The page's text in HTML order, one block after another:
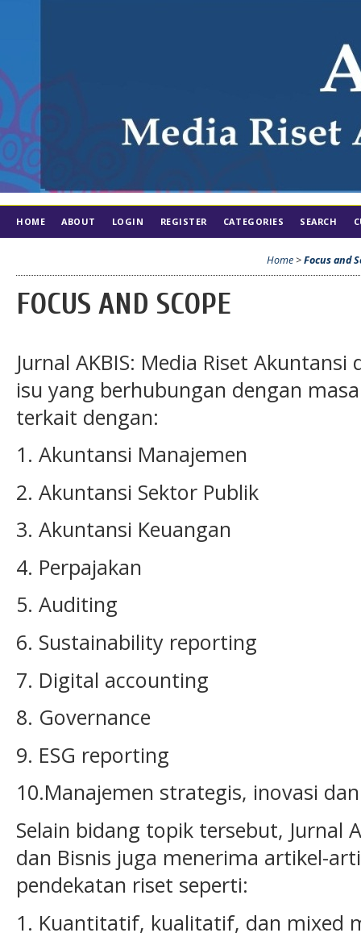
HOME ABOUT LOGIN REGISTER CATEGORIES SEARCH
Home >Focus and
FOCUS AND SCOPE
Jurnal AKBIS: Media Riset
isu yang berhubungan dengan
terkait dengan:
1. Akuntansi Manajemen
2. Akuntansi Sektor Publik
3. Akuntansi Keuangan
4. Perpajakan
5. Auditing
6. Sustainability reporting
7. Digital accounting
8. Governance
9. ESG reporting
10.Manajemen strategis, inovasi
Selain bidang topik tersebut, Jurnal
dan Bisnis juga menerima artikel-
pendekatan riset seperti:
1. Kuantitatif, kualitatif, dan mixed